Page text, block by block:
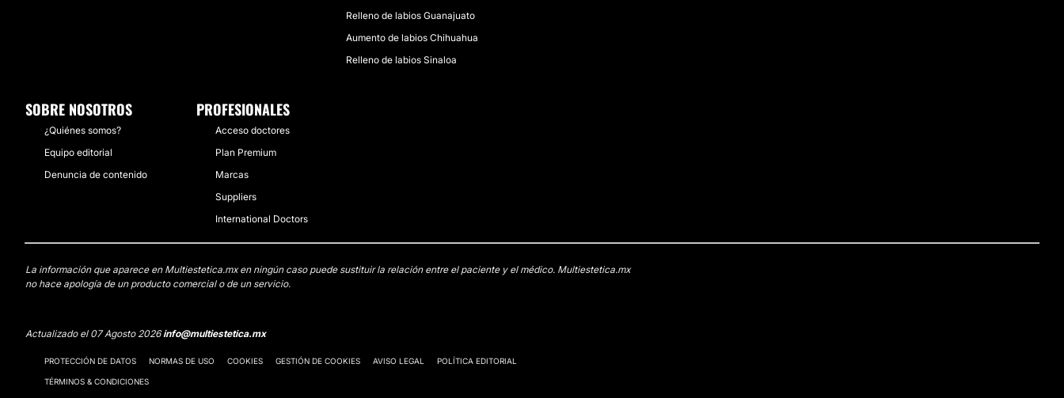
Relleno de labios Guanajuato
Aumento de labios Chihuahua
Relleno de labios Sinaloa
SOBRE NOSOTROS
¿Quiénes somos?
Equipo editorial
Denuncia de contenido
PROFESIONALES
Acceso doctores
Plan Premium
Marcas
Suppliers
International Doctors
La información que aparece en Multiestetica.mx en ningún caso puede sustituir la relación entre el paciente y el médico. Multiestetica.mx
no hace apología de un producto comercial o de un servicio.
Actualizado el 07 Agosto 2026info@multiestetica.mx
PROTECCIÓN DE DATOS NORMAS DE USO COOKIES GESTIÓN DE COOKIES AVISO LEGAL POLÍTICA EDITORIAL
TÉRMINOS & CONDICIONES